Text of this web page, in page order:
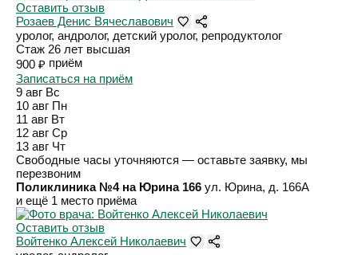
Оставить отзыв
Розаев Денис Вячеславович
уролог, андролог, детский уролог, репродуктолог
Стаж 26 лет высшая
900 ₽ приём
Записаться на приём
9 авг Вс
10 авг Пн
11 авг Вт
12 авг Ср
13 авг Чт
Свободные часы уточняются — оставьте заявку, мы
перезвоним
Поликлиника №4 на Юрина 166 ул. Юрина, д. 166А
и ещё 1 место приёма
Оставить отзыв
Войтенко Алексей Николаевич